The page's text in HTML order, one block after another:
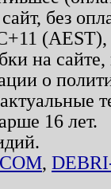
без
на
о
16 лет.
,